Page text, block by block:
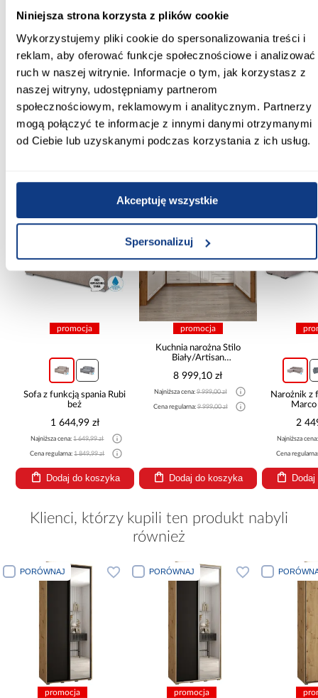
Niniejsza strona korzysta z plików cookie
Wykorzystujemy pliki cookie do spersonalizowania treści i
reklam, aby oferować funkcje społecznościowe i analizować
ruch w naszej witrynie. Informacje o tym, jak korzystasz z
naszej witryny, udostępniamy partnerom
społecznościowym, reklamowym i analitycznym. Partnerzy
mogą połączyć te informacje z innymi danymi otrzymanymi
od Ciebie lub uzyskanymi podczas korzystania z ich usług.
Akceptuję wszystkie
Spersonalizuj
z lustrem
Ilość drzwi:
2-drzwiowa
Zobacz więcej >
Inni Klienci sprawdzali również
promocja
Sofa z funkcją spania Rubi
beż
1 644,99 zł
Najniższa cena:1 649,99 zł
Cena regularna:1 849,99 zł
Dodaj do koszyka
promocja
Kuchnia narożna Stilo
Biały/Artisan
8 999,10 zł
Najniższa cena:9 999,00 zł
Cena regularna:9 999,00 zł
Dodaj do koszyka
Narożnik z
2
Najniższa
Cena
Klienci, którzy kupili ten produkt nabyli
również
PORÓWNAJ
promocja
PORÓWNAJ
promocja